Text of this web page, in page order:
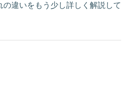
違いをもう少し詳しく解説して